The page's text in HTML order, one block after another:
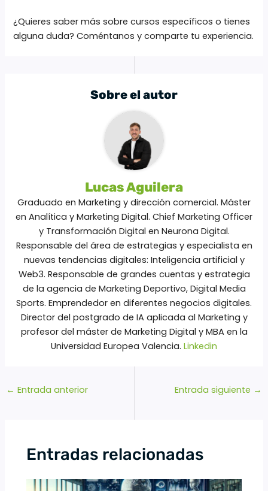
¿Quieres saber más sobre cursos específicos o tienes
alguna duda? Coméntanos y comparte tu experiencia.
Sobre el autor
Lucas Aguilera
Graduado en Marketing y dirección comercial. Máster
en Analítica y Marketing Digital. Chief Marketing Officer
y Transformación Digital en Neurona Digital.
Responsable del área de estrategias y especialista en
nuevas tendencias digitales: Inteligencia artificial y
Web3. Responsable de grandes cuentas y estrategia
de la agencia de Marketing Deportivo, Digital Media
Sports. Emprendedor en diferentes negocios digitales.
Director del postgrado de IA aplicada al Marketing y
profesor del máster de Marketing Digital y MBA en la
Universidad Europea Valencia. Linkedin
← Entrada anterior Entrada siguiente →
Entradas relacionadas